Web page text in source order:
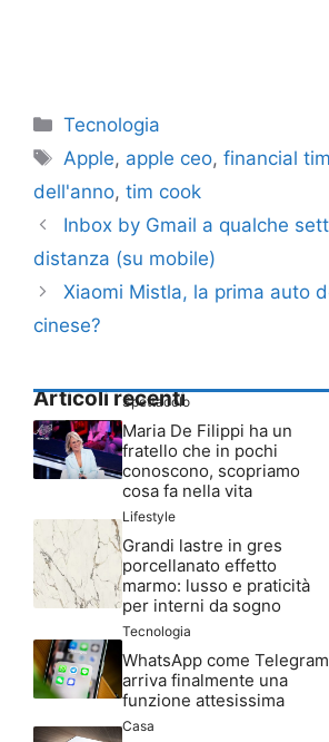
Categorie
Tecnologia
Tag
Apple, apple ceo,financial
dell'anno, tim cook
Inbox by Gmail a qualche
distanza (su mobile)
Xiaomi Mistla, la prima auto
cinese?
Articoli recenti
Spettacolo
Maria De Filippi ha un
fratello che in pochi
conoscono, scopriamo
cosa fa nella vita
Lifestyle
Grandi lastre in gres
porcellanato effetto
marmo: lusso e praticità
per interni da sogno
Tecnologia
WhatsApp come
arriva finalmente una
funzione attesissima
Casa